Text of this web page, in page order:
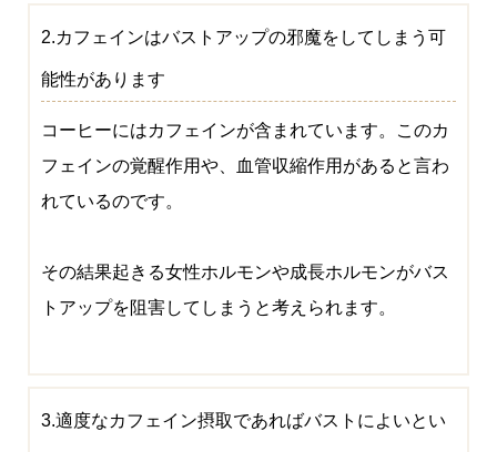
2.カフェインはバストアップの邪魔をしてしまう可
能性があります
コーヒーにはカフェインが含まれています。このカ
フェインの覚醒作用や、血管収縮作用があると言わ
れているのです。
その結果起きる女性ホルモンや成長ホルモンがバス
トアップを阻害してしまうと考えられます。
3.適度なカフェイン摂取であればバストによいとい